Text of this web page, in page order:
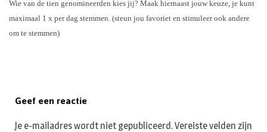
Wie van de tien genomineerden kies jij? Maak hiernaast jouw keuze, je kunt
maximaal 1 x per dag stemmen. (steun jou favoriet en stimuleer ook andere
om te stemmen)
Geef een reactie
Je e-mailadres wordt niet gepubliceerd.Vereiste velden zijn